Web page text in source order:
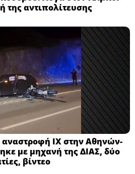
της αντιπολίτευσης
αναστροφή ΙΧ στην Αθηνών-
με μηχανή της ΔΙΑΣ, δύο
βίντεο